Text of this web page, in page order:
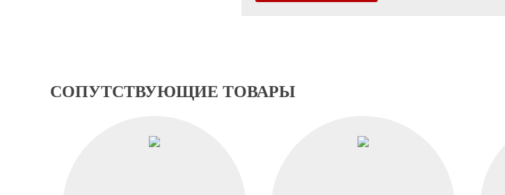
СОПУТСТВУЮЩИЕ ТОВАРЫ